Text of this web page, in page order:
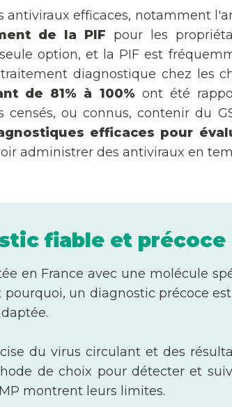
efficaces, notamment
de la PIF pour les
option, et la PIF est
diagnostique chez les
de 81% à 100%ont été
ou connus, contenir du
efficaces pour
administrer des antiviraux en
fiable et précoce
en France avec une molécule
pourquoi, un diagnostic précoce
du virus circulant et des
de choix pour détecter et
montrent leurs limites.